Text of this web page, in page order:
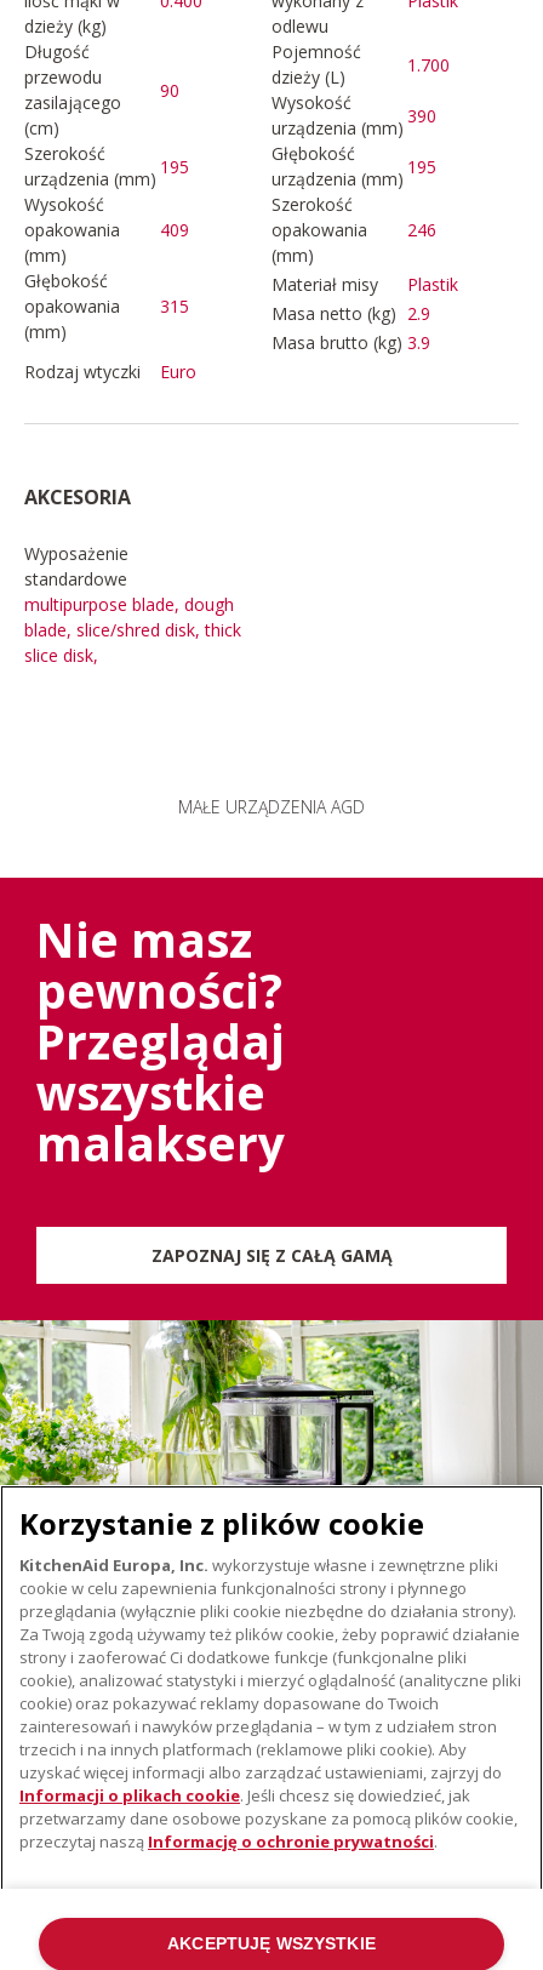
dzieży (kg)
odlewu
Długość
przewodu
zasilającego
(cm)
90
Pojemność
dzieży (L)
1.700
Wysokość
urządzenia (mm)
390
Szerokość
urządzenia (mm)
195
Głębokość
urządzenia (mm)
195
Wysokość
opakowania
(mm)
409
Szerokość
opakowania
(mm)
246
Głębokość
opakowania
(mm)
315
Materiał misy
Plastik
Masa netto (kg) 2.9
Masa brutto (kg) 3.9
Rodzaj wtyczki
Euro
AKCESORIA
Wyposażenie
standardowe
multipurpose blade, dough
blade, slice/shred disk, thick
slice disk,
MAŁE URZĄDZENIA AGD
Nie masz
pewności?
Przeglądaj
wszystkie
malaksery
ZAPOZNAJ SIĘ Z CAŁĄ GAMĄ
O KITCHENAID
Istota marki
Historia marki
Komunikaty prasowe
WSPARCIE
Gdzie kupić
Znajdź najbliższy serwis
Korzystanie z plików cookie
KitchenAid Europa, Inc. wykorzystuje własne i zewnętrzne pliki
cookie w celu zapewnienia funkcjonalności strony i płynnego
przeglądania (wyłącznie pliki cookie niezbędne do działania strony).
Za Twoją zgodą używamy też plików cookie, żeby poprawić działanie
strony i zaoferować Ci dodatkowe funkcje (funkcjonalne pliki
cookie), analizować statystyki i mierzyć oglądalność (analityczne pliki
cookie) oraz pokazywać reklamy dopasowane do Twoich
zainteresowań i nawyków przeglądania – w tym z udziałem stron
trzecich i na innych platformach (reklamowe pliki cookie). Aby
uzyskać więcej informacji albo zarządzać ustawieniami, zajrzyj do
Informacji o plikach cookie. Jeśli chcesz się dowiedzieć, jak
przetwarzamy dane osobowe pozyskane za pomocą plików cookie,
przeczytaj naszą Informację o ochronie prywatności.
AKCEPTUJĘ WSZYSTKIE